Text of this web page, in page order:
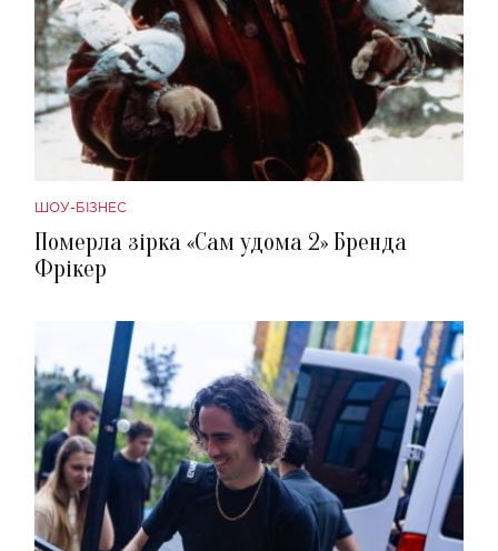
ШОУ-БІЗНЕС
Померла зірка «Сам удома 2» Бренда
Фрікер